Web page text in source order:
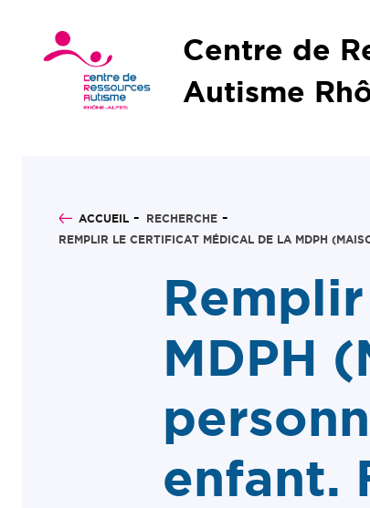
Centre de
Autisme
ACCUEIL
RECHERCHE
REMPLIR LE CERTIFICAT MÉDICAL DE LA MDPH
MDPH
enfant.